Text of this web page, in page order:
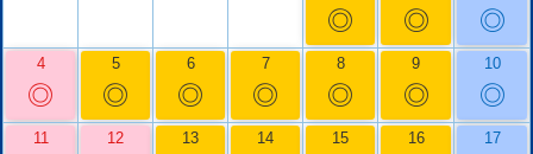
◎ ◎ ◎
4
◎
5
◎
6
◎
7
◎
8
◎
9
◎
10
◎
11 12 13 14 15 16 17